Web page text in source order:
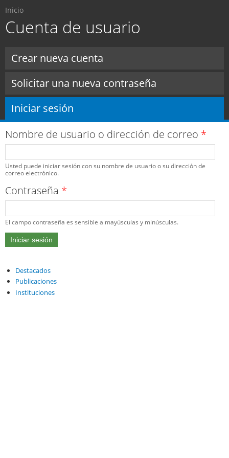
principal
Usted está aquí
Inicio
Cuenta de usuario
Crear nueva cuenta
Solicitar una nueva contraseña
Iniciar sesión
Nombre de usuario o dirección de correo *
Usted puede iniciar sesión con su nombre de usuario o su dirección de
correo electrónico.
Contraseña *
El campo contraseña es sensible a mayúsculas y minúsculas.
Destacados
Publicaciones
Instituciones